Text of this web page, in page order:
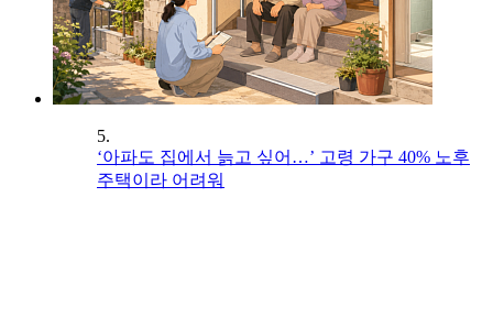
5.
‘아파도 집에서 늙고 싶어…’ 고령 가구 40% 노후
주택이라 어려워